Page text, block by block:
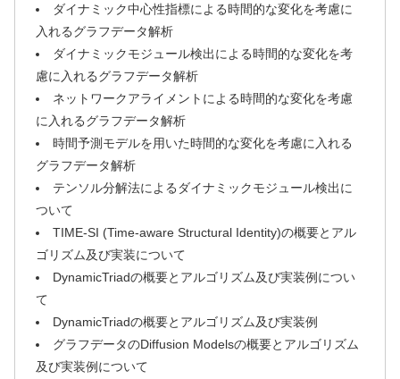
ダイナミック中心性指標による時間的な変化を考慮に
入れるグラフデータ解析
ダイナミックモジュール検出による時間的な変化を考
慮に入れるグラフデータ解析
ネットワークアライメントによる時間的な変化を考慮
に入れるグラフデータ解析
時間予測モデルを用いた時間的な変化を考慮に入れる
グラフデータ解析
テンソル分解法によるダイナミックモジュール検出に
ついて
TIME-SI (Time-aware Structural Identity)の概要とアル
ゴリズム及び実装について
DynamicTriadの概要とアルゴリズム及び実装例につい
て
DynamicTriadの概要とアルゴリズム及び実装例
グラフデータのDiffusion Modelsの概要とアルゴリズム
及び実装例について